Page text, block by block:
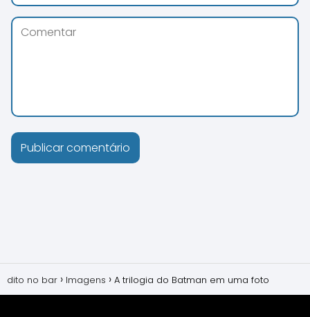
dito no bar Imagens A trilogia do Batman em uma foto